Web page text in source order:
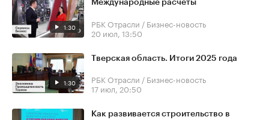
1:30
Международные расчеты
РБК Отрасли / Бизнес-новость
20 июл, 13:50
1:30
Тверская область. Итоги 2025 года
РБК Отрасли / Бизнес-новость
17 июл, 20:50
Как развивается строительство в